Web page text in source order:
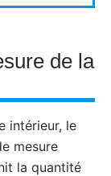
de la
intérieur, le
mesure
la quantité